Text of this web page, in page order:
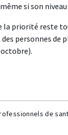
si son
la priorité reste
personnes de
de